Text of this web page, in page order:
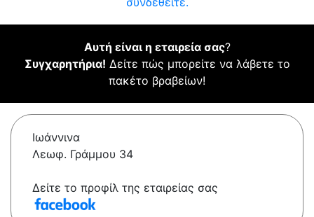
Αυτή είναι η εταιρεία σας?
Συγχαρητήρια! Δείτε πώς μπορείτε να λάβετε το
πακέτο βραβείων!
Ιωάννινα
Λεωφ. Γράμμου 34
Δείτε το προφίλ της εταιρείας σας